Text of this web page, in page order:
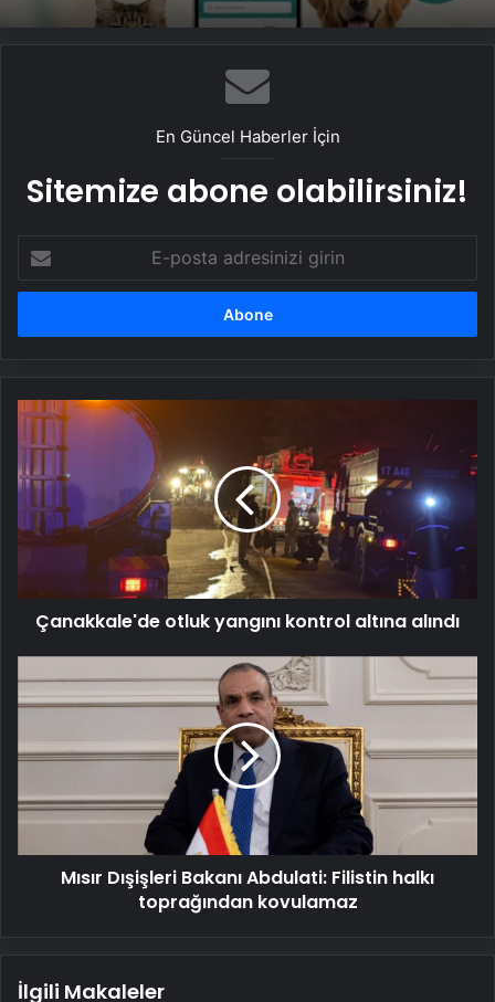
En Güncel Haberler İçin
Sitemize abone olabilirsiniz!
posta
adresinizi
Çanakkale'de
yangını
kontrol
altına
alındı
Çanakkale'de otluk yangını kontrol altına alındı
Bakanı
Filistin
toprağından
Mısır Dışişleri Bakanı Abdulati: Filistin halkı
toprağından kovulamaz
İlgili Makaleler